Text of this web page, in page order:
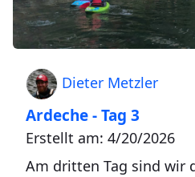
Dieter Metzler
Ardeche - Tag 3
Erstellt am: 4/20/2026
Am dritten Tag sind wir